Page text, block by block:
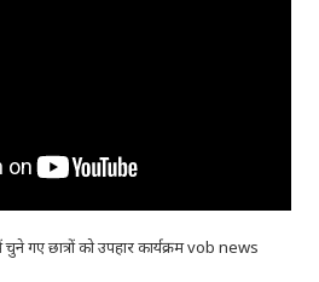
में चुने गए छात्रों को उपहार कार्यक्रम vob news